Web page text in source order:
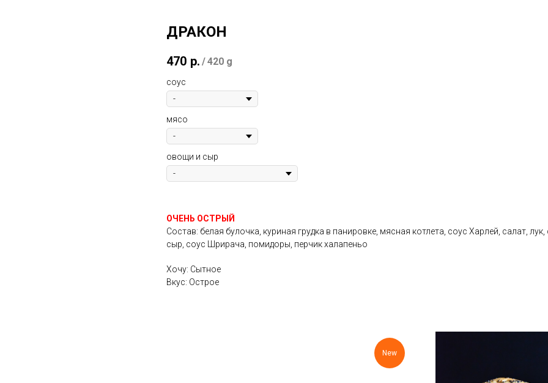
ДРАКОН
470 р. /420 g
соус
мясо
овощи и сыр
ОЧЕНЬ ОСТРЫЙ
Состав: белая булочка, куриная грудка в панировке, мясная котлета, соус Харлей, салат,
сыр, соус Шрирача, помидоры, перчик халапеньо
Хочу: Сытное
Вкус: Острое
New